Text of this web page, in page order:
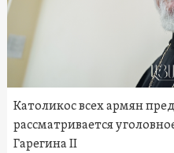
Католикос всех армян
рассматривается
Гарегина II